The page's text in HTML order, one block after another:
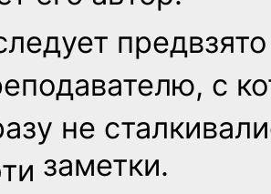
с
не
заметки.